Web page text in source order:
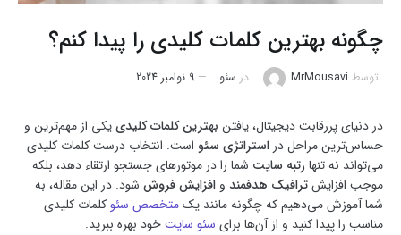
چگونه بهترین کلمات کلیدی را پیدا کنم؟
توسط MrMousavi در سئو 9 نوامبر 2024
در دنیای پررقابت دیجیتال، یافتن بهترین کلمات کلیدییکی از مهم‌ترین و
حساس‌ترین مراحل در استراتژی سئو است. انتخاب درست کلمات کلیدی
می‌تواند نه تنها رتبه سایت شما را در موتورهای جستجو ارتقاء دهد، بلکه
موجب افزایشترافیک هدفمند و افزایش فروش شود. در این مقاله، به
شما آموزش می‌دهیم که چگونه مانند یکمتخصص سئوکلمات کلیدی
مناسب را پیدا کنید و از آن‌ها برای سئو سایتخود بهره ببرید.